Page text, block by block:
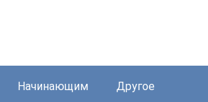
Начинающим Другое